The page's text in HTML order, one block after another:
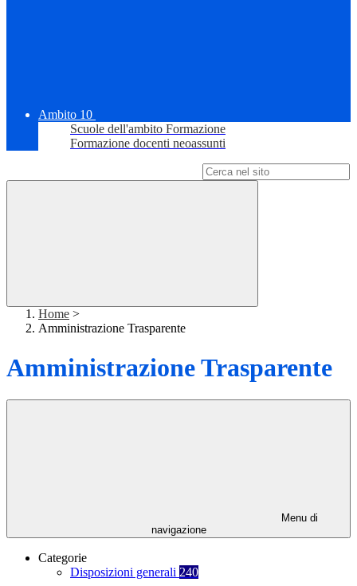
Ambito 10
Scuole dell'ambito Formazione
Formazione docenti neoassunti
Home >
Amministrazione Trasparente
Amministrazione Trasparente
Menu di
navigazione
Categorie
Disposizioni generali 240